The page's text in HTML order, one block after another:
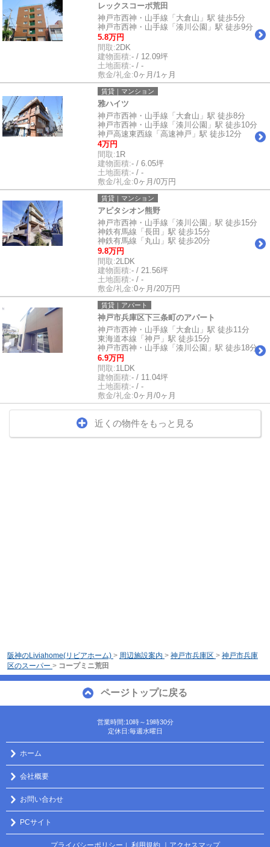
レックスコーポ荒田
神戸市西神・山手線「大倉山」駅 徒歩5分
神戸市西神・山手線「湊川公園」駅 徒歩9分
5.8万円
間取:2DK
建物面積:- / 12.09坪
土地面積:- / -
敷金/礼金:0ヶ月/1ヶ月
賃貸｜マンション
雅ハイツ
神戸市西神・山手線「大倉山」駅 徒歩8分
神戸市西神・山手線「湊川公園」駅 徒歩10分
神戸高速東西線「高速神戸」駅 徒歩12分
4万円
間取:1R
建物面積:- / 6.05坪
土地面積:- / -
敷金/礼金:0ヶ月/0万円
賃貸｜マンション
アピタシオン熊野
神戸市西神・山手線「湊川公園」駅 徒歩15分
神鉄有馬線「長田」駅 徒歩15分
神鉄有馬線「丸山」駅 徒歩20分
9.8万円
間取:2LDK
建物面積:- / 21.56坪
土地面積:- / -
敷金/礼金:0ヶ月/20万円
賃貸｜アパート
神戸市兵庫区下三条町のアパート
神戸市西神・山手線「大倉山」駅 徒歩11分
東海道本線「神戸」駅 徒歩15分
神戸市西神・山手線「湊川公園」駅 徒歩18分
6.9万円
間取:1LDK
建物面積:- / 11.04坪
土地面積:- / -
敷金/礼金:0ヶ月/0ヶ月
近くの物件をもっと見る
阪神のLiviahome(リビアホーム) > 周辺施設案内 > 神戸市兵庫区 > 神戸市兵庫
区のスーパー > コープミニ荒田
ページトップに戻る
営業時間:10時～19時30分
定休日:毎週水曜日
ホーム
会社概要
お問い合わせ
PCサイト
プライバシーポリシー ｜ 利用規約 ｜アクセスマップ